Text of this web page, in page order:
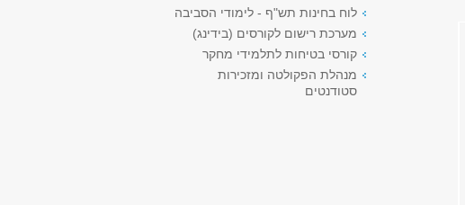
לוח בחינות תש"ף - לימודי הסביבה
מערכת רישום לקורסים (בידינג)
קורסי בטיחות לתלמידי מחקר
מנהלת הפקולטה ומזכירות
סטודנטים